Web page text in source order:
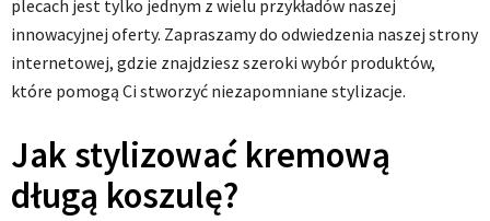
plecach jest tylko jednym z wielu przykładów naszej
innowacyjnej oferty. Zapraszamy do odwiedzenia naszej strony
internetowej, gdzie znajdziesz szeroki wybór produktów,
które pomogą Ci stworzyć niezapomniane stylizacje.
Jak stylizować kremową
długą koszulę?